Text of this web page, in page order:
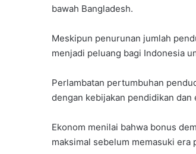
bawah Bangladesh.
Meskipun penurunan jumlah
menjadi peluang bagi Indonesia
Perlambatan pertumbuhan
dengan kebijakan pendidikan dan
Ekonom menilai bahwa bonus
maksimal sebelum memasuki era